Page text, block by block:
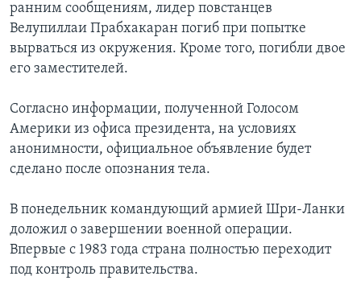
ранним сообщениям, лидер повстанцев
Велупиллаи Прабхакаран погиб при попытке
вырваться из окружения. Кроме того, погибли двое
его заместителей.
Согласно информации, полученной Голосом
Америки из офиса президента, на условиях
анонимности, официальное объявление будет
сделано после опознания тела.
В понедельник командующий армией Шри-Ланки
доложил о завершении военной операции.
Впервые с 1983 года страна полностью переходит
под контроль правительства.